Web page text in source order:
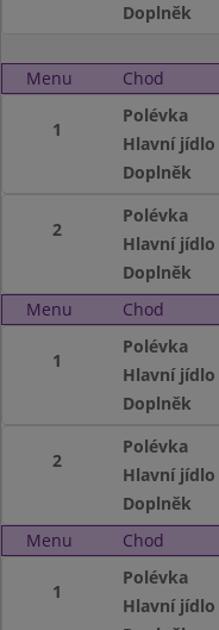
Doplněk
Menu Chod
1
Polévka
Hlavní jídlo
Doplněk
2
Polévka
Hlavní jídlo
Doplněk
Menu
Chod
1
Polévka
Hlavní jídlo
Doplněk
2
Polévka
Hlavní jídlo
Doplněk
Menu
Chod
1
Polévka
Hlavní jídlo